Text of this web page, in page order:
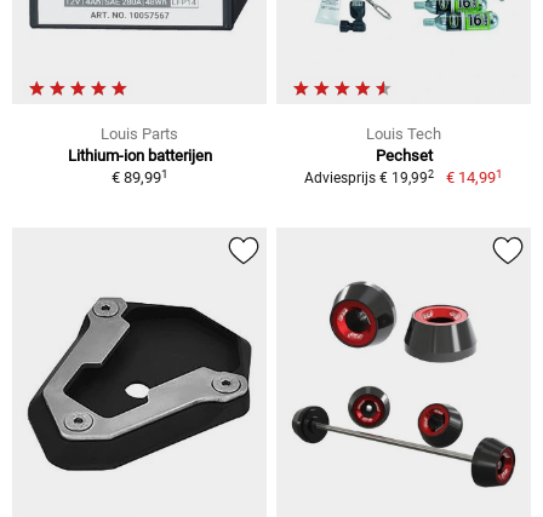
Louis Parts
Lithium-ion batterijen
€ 89,991
Louis Tech
Pechset
Adviesprijs € 19,992 € 14,991